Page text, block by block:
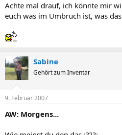
Achte mal drauf, ich könnte mir
euch was im Umbruch ist, was
Sabine
Gehört zum Inventar
9. Februar 2007
AW: Morgens...